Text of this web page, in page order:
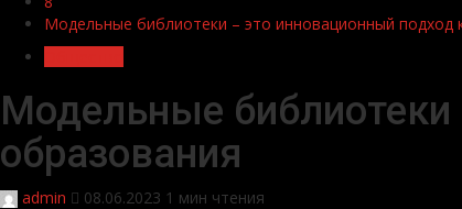
Модельные библиотеки – это инновационный подход
Модельные
образования
admin 08.06.2023 1 мин чтения